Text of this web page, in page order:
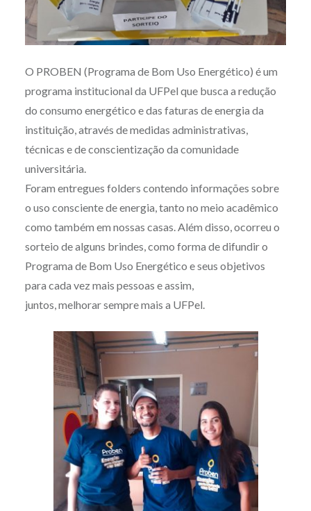
O PROBEN (Programa de Bom Uso Energético) é um
programa institucional da UFPel que busca a redução
do consumo energético e das faturas de energia da
instituição, através de medidas administrativas,
técnicas e de conscientização da comunidade
universitária.
Foram entregues folders contendo informações sobre
o uso consciente de energia, tanto no meio acadêmico
como também em nossas casas. Além disso, ocorreu o
sorteio de alguns brindes, como forma de difundir o
Programa de Bom Uso Energético e seus objetivos
para cada vez mais pessoas e assim,
juntos, melhorar sempre mais a UFPel.